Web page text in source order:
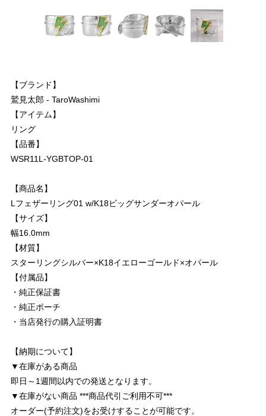
【ブランド】
鷲見太郎 - TaroWashimi
【アイテム】
リング
【品番】
WSR11L-YGBTOP-01
【商品名】
Lフェザーリング01 w/K18ビッグサンダーオパール
【サイズ】
幅16.0mm
【材質】
スターリングシルバー×K18イエローゴールド×オパール
【付属品】
・純正保証書
・純正ポーチ
・当店発行の購入証明書
【納期について】
▼在庫がある商品
即日～1週間以内での発送となります。
▼在庫がない商品 ***商品代引ご利用不可***
オーダー(予約注文)をお受けすることが可能です。